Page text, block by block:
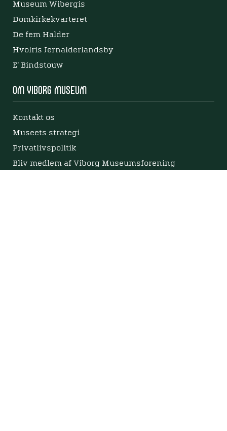
Museum Wibergis
Domkirkekvarteret
De fem Halder
Hvolris Jernalderlandsby
E' Bindstouw
Om Viborg Museum
Kontakt os
Museets strategi
Privatlivspolitik
Bliv medlem af Viborg Museumsforening